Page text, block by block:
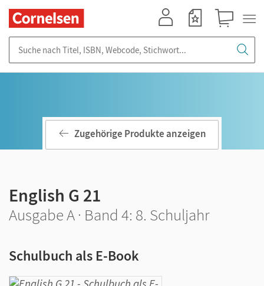
Zugehörige Produkte anzeigen
English G 21
Ausgabe A · Band 4: 8. Schuljahr
Schulbuch als E-Book